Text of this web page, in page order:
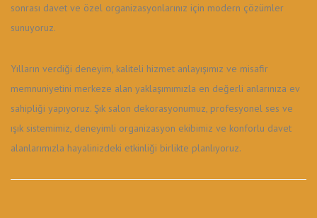
sonrası davet ve özel organizasyonlarınız için modern çözümler
sunuyoruz.
Yılların verdiği deneyim, kaliteli hizmet anlayışımız ve misafir
memnuniyetini merkeze alan yaklaşımımızla en değerli anlarınıza ev
sahipliği yapıyoruz. Şık salon dekorasyonumuz, profesyonel ses ve
ışık sistemimiz, deneyimli organizasyon ekibimiz ve konforlu davet
alanlarımızla hayalinizdeki etkinliği birlikte planlıyoruz.